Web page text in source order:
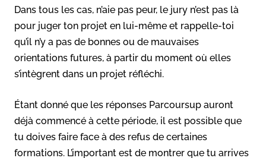
Dans tous les cas, n’aie pas peur, le jury n’est pas là
pour juger ton projet en lui-même et rappelle-toi
qu’il n’y a pas de bonnes ou de mauvaises
orientations futures, à partir du moment où elles
s’intègrent dans un projet réfléchi.
Étant donné que les réponses Parcoursup auront
déjà commencé à cette période, il est possible que
tu doives faire face à des refus de certaines
formations. L’important est de montrer que tu arrives